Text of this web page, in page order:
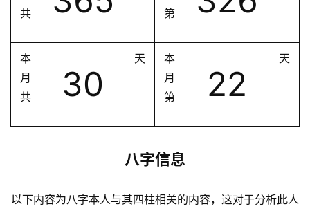
共
第
本
月
共
30
天
本
月
第
22
天
八字信息
以下内容为八字本人与其四柱相关的内容，这对于分析此人